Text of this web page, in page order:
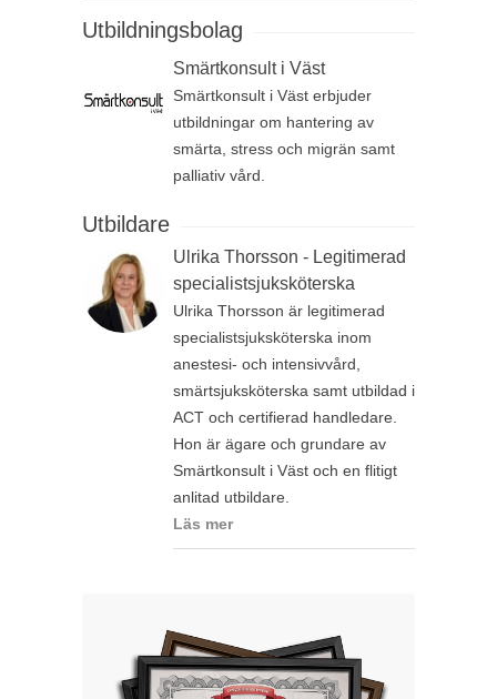
Utbildningsbolag
Smärtkonsult i Väst
Smärtkonsult i Väst erbjuder
utbildningar om hantering av
smärta, stress och migrän samt
palliativ vård.
Utbildare
Ulrika Thorsson - Legitimerad
specialistsjuksköterska
Ulrika Thorsson är legitimerad
specialistsjuksköterska inom
anestesi- och intensivvård,
smärtsjuksköterska samt utbildad i
ACT och certifierad handledare.
Hon är ägare och grundare av
Smärtkonsult i Väst och en flitigt
anlitad utbildare.
Läs mer